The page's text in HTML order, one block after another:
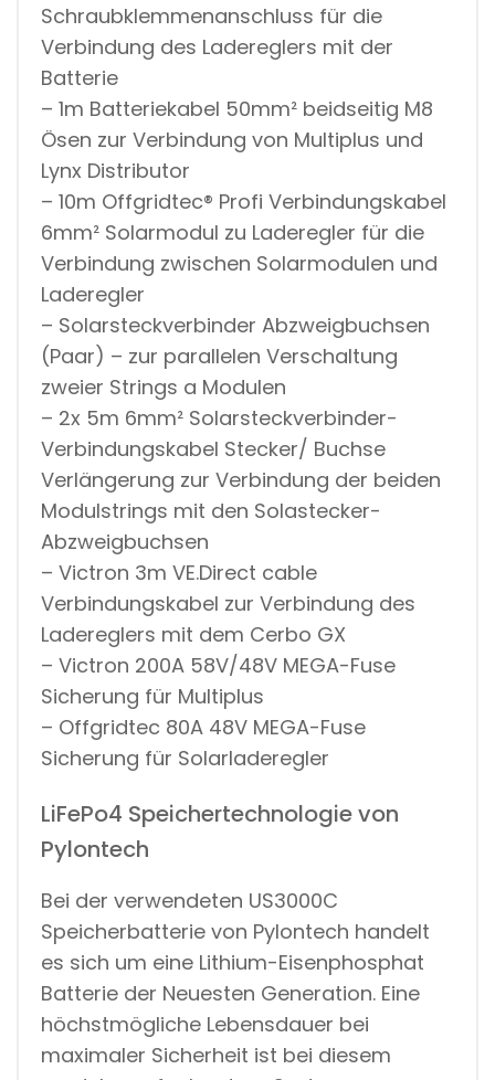
Schraubklemmenanschluss für die
Verbindung des Ladereglers mit der
Batterie
– 1m Batteriekabel 50mm² beidseitig M8
Ösen zur Verbindung von Multiplus und
Lynx Distributor
– 10m Offgridtec® Profi Verbindungskabel
6mm² Solarmodul zu Laderegler für die
Verbindung zwischen Solarmodulen und
Laderegler
– Solarsteckverbinder Abzweigbuchsen
(Paar) – zur parallelen Verschaltung
zweier Strings a Modulen
– 2x 5m 6mm² Solarsteckverbinder-
Verbindungskabel Stecker/ Buchse
Verlängerung zur Verbindung der beiden
Modulstrings mit den Solastecker-
Abzweigbuchsen
– Victron 3m VE.Direct cable
Verbindungskabel zur Verbindung des
Ladereglers mit dem Cerbo GX
– Victron 200A 58V/48V MEGA-Fuse
Sicherung für Multiplus
– Offgridtec 80A 48V MEGA-Fuse
Sicherung für Solarladeregler
LiFePo4 Speichertechnologie von
Pylontech
Bei der verwendeten US3000C
Speicherbatterie von Pylontech handelt
es sich um eine Lithium-Eisenphosphat
Batterie der Neuesten Generation. Eine
höchstmögliche Lebensdauer bei
maximaler Sicherheit ist bei diesem